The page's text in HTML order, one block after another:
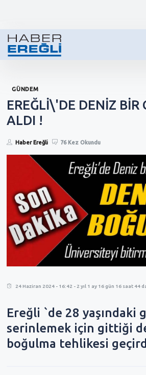
GÜNDEM
EREĞLİ\'DE DENİZ BİR
ALDI !
Haber Ereğli 76 Kez Okundu
24 Haziran 2024 - 16:42 - 2 yıl 1 ay 16 gün 16 saat 44
Ereğli `de 28 yaşındaki
serinlemek için gittiği
boğulma tehlikesi